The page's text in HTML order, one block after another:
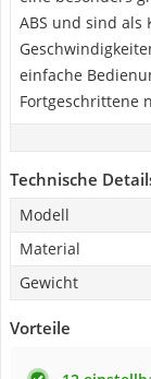
ABS und sind als
einfache
Fortgeschrittene
Technische
Modell
Material
Gewicht
Vorteile